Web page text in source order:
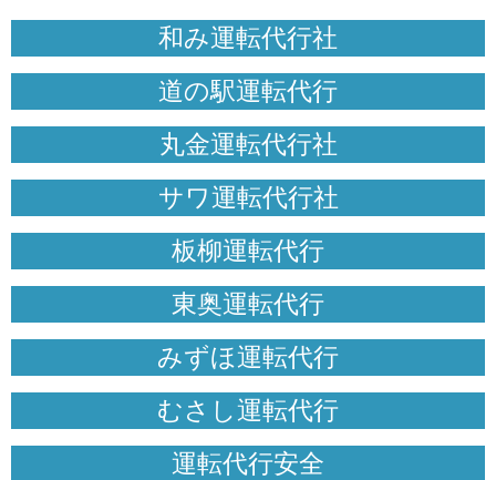
和み運転代行社
道の駅運転代行
丸金運転代行社
サワ運転代行社
板柳運転代行
東奥運転代行
みずほ運転代行
むさし運転代行
運転代行安全